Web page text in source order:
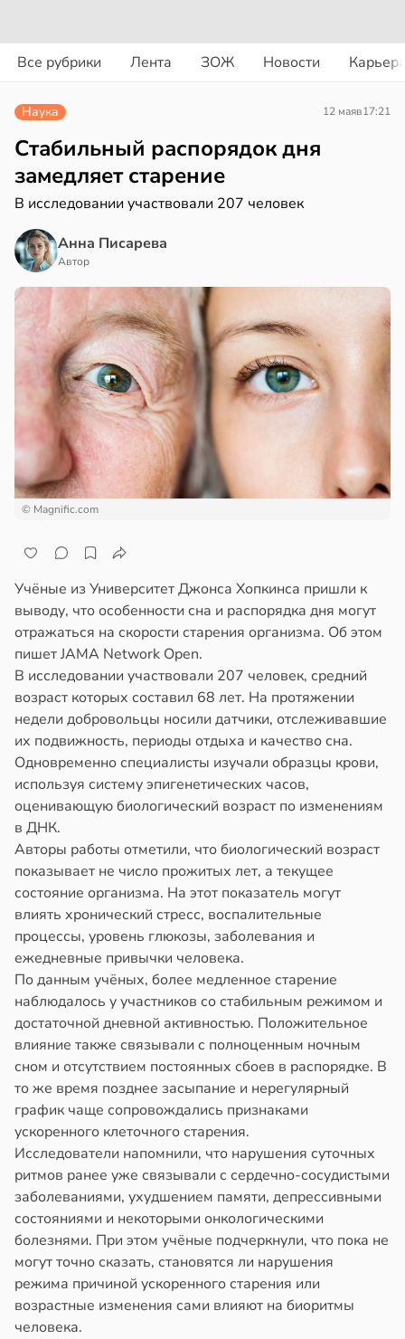
Все рубрики Лента ЗОЖ Новости
в13:55
21:42
20:58
в19:27
в17:21
Наука 12 маяв17:21
Стабильный распорядок дня
замедляет старение
В исследовании участвовали 207 человек
Анна Писарева
Автор
© Magnific.com
Учёные из Университет Джонса Хопкинса пришли к
выводу, что особенности сна и распорядка дня могут
отражаться на скорости старения организма. Об этом
пишет JAMA Network Open.
В исследовании участвовали 207 человек, средний
возраст которых составил 68 лет. На протяжении
недели добровольцы носили датчики, отслеживавшие
их подвижность, периоды отдыха и качество сна.
Одновременно специалисты изучали образцы крови,
используя систему эпигенетических часов,
оценивающую биологический возраст по изменениям
в ДНК.
Авторы работы отметили, что биологический возраст
показывает не число прожитых лет, а текущее
состояние организма. На этот показатель могут
влиять хронический стресс, воспалительные
процессы, уровень глюкозы, заболевания и
ежедневные привычки человека.
По данным учёных, более медленное старение
наблюдалось у участников со стабильным режимом и
достаточной дневной активностью. Положительное
влияние также связывали с полноценным ночным
сном и отсутствием постоянных сбоев в распорядке. В
то же время позднее засыпание и нерегулярный
график чаще сопровождались признаками
ускоренного клеточного старения.
Исследователи напомнили, что нарушения суточных
ритмов ранее уже связывали с сердечно-сосудистыми
заболеваниями, ухудшением памяти, депрессивными
состояниями и некоторыми онкологическими
болезнями. При этом учёные подчеркнули, что пока не
могут точно сказать, становятся ли нарушения
режима причиной ускоренного старения или
возрастные изменения сами влияют на биоритмы
человека.
17:40
19:12
20:55
20:37